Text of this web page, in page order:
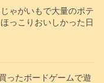
ゃがいもで大量のポテ
っこりおいしかった日
ったボードゲームで遊